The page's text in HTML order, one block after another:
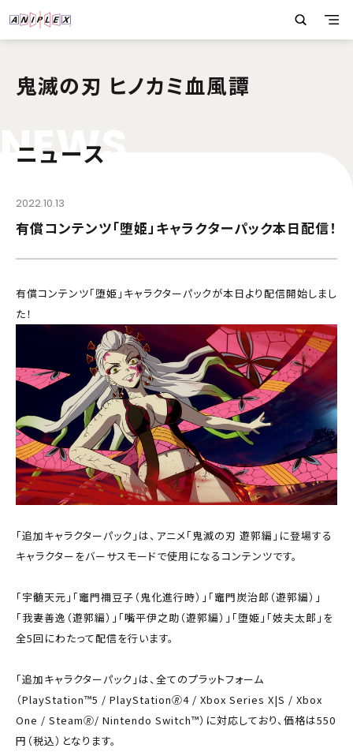
鬼滅の刃 ヒノカミ血風譚
NEWS
ニュース
2022.10.13
有償コンテンツ「堕姫」キャラクターパック本日配信！
有償コンテンツ「堕姫」キャラクターパックが本日より配信開始しまし
た！
「追加キャラクターパック」は、アニメ「鬼滅の刃 遊郭編」に登場する
キャラクターをバーサスモードで使用になるコンテンツです。
「宇髄天元」「竈門禰󠄀豆子（鬼化進行時）」「竈門炭治郎（遊郭編）」
「我妻善逸（遊郭編）」「嘴平伊之助（遊郭編）」「堕姫」「妓夫太郎」を
全5回にわたって配信を行います。
「追加キャラクターパック」は、全てのプラットフォーム
（PlayStation™5 / PlayStation🄬4 / Xbox Series X|S / Xbox
One / Steam🄬/ Nintendo Switch™）に対応しており、価格は550
円（税込）となります。